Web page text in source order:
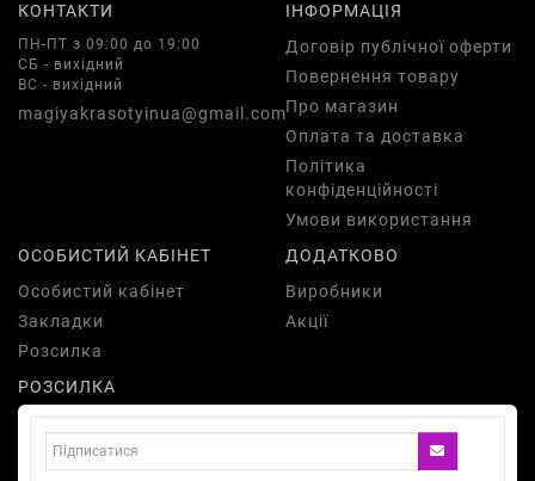
КОНТАКТИ
ПН-ПТ з 09:00 до 19:00
СБ - вихідний
ВС - вихідний
magiyakrasotyinua@gmail.com
ІНФОРМАЦІЯ
Договір публічної оферти
Повернення товару
Про магазин
Оплата та доставка
Політика
конфіденційності
Умови використання
ОСОБИСТИЙ КАБІНЕТ
Особистий кабінет
Закладки
Розсилка
ДОДАТКОВО
Виробники
Акції
РОЗСИЛКА